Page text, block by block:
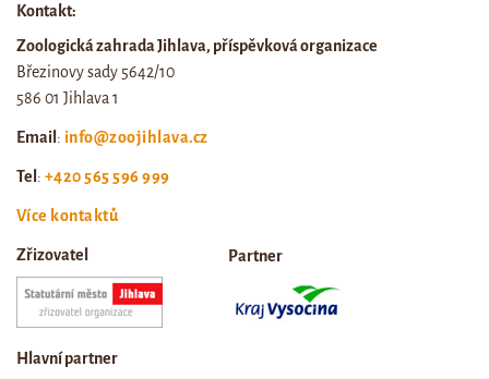
Kontakt:
Zoologická zahrada Jihlava, příspěvková organizace
Březinovy sady 5642/10
586 01 Jihlava 1
Email: info@zoojihlava.cz
Tel: +420 565 596 999
Více kontaktů
Zřizovatel Partner
Hlavní partner